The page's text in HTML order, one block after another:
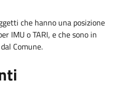
che hanno una posizione
IMU o TARI, e che sono in
Comune.